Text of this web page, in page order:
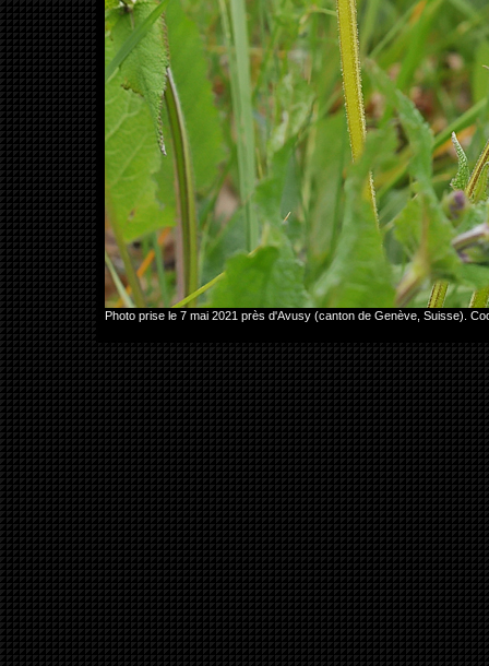
Photo prise le 7 mai 2021 près d'Avusy (canton de Genève, Suisse).